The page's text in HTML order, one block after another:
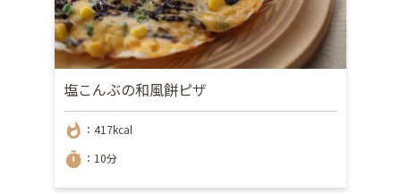
塩こんぶの和風餅ピザ
whatshot ：417kcal
timer ：10分